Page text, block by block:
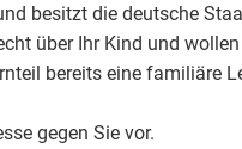
besitzt die deutsche
über Ihr Kind und
bereits eine familiäre
gegen Sie vor.